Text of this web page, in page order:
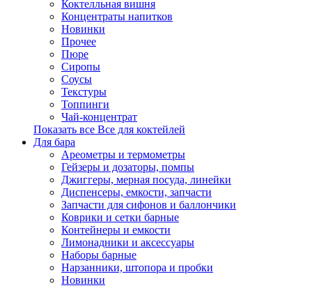
Коктелльная вишня
Концентраты напитков
Новинки
Прочее
Пюре
Сиропы
Соусы
Текстуры
Топпинги
Чай-концентрат
Показать все Все для коктейлей
Для бара
Ареометры и термометры
Гейзеры и дозаторы, помпы
Джиггеры, мерная посуда, линейки
Диспенсеры, емкости, запчасти
Запчасти для сифонов и баллончики
Коврики и сетки барные
Контейнеры и емкости
Лимонадники и аксессуары
Наборы барные
Нарзанники, штопора и пробки
Новинки